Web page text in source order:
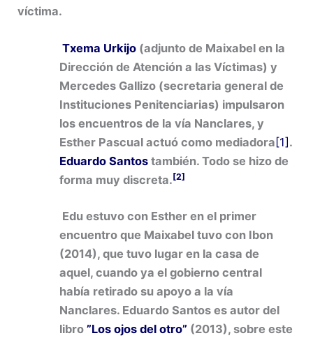
víctima.
Txema Urkijo (adjunto de Maixabel en la
Dirección de Atención a las Víctimas) y
Mercedes Gallizo (secretaria general de
Instituciones Penitenciarias) impulsaron
los encuentros de la vía Nanclares, y
Esther Pascual actuó como mediadora[1].
Eduardo Santos también. Todo se hizo de
forma muy discreta. [2]
Edu estuvo con Esther en el primer
encuentro que Maixabel tuvo con Ibon
(2014), que tuvo lugar en la casa de
aquel, cuando ya el gobierno central
había retirado su apoyo a la vía
Nanclares. Eduardo Santos es autor del
libro”Los ojos del otro” (2013), sobre este